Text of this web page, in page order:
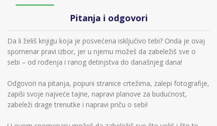
Pitanja i odgovori
Da li želiš knjigu koja je posvećena isključivo tebi? Onda je ovaj
spomenar pravi izbor, jer u njemu možeš da zabeležiš sve o
sebi – od rođenja i ranog detinjstva do današnjeg dana!
Odgovori na pitanja, popuni stranice crtežima, zalepi fotografije,
zapiši svoje najveće tajne, napravi planove za budućnost,
zabeleži drage trenutke i napravi priču o sebi!